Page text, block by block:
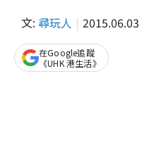
文: 尋玩人 2015.06.03
在Google追蹤
《UHK 港生活》